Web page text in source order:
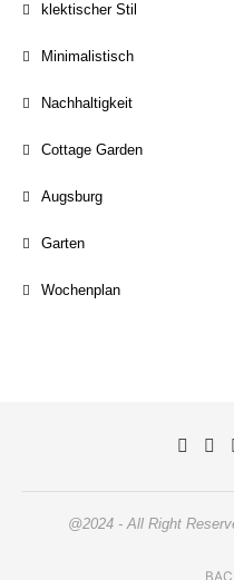
klektischer Stil
Minimalistisch
Nachhaltigkeit
Cottage Garden
Augsburg
Garten
Wochenplan
@2024 - All Right